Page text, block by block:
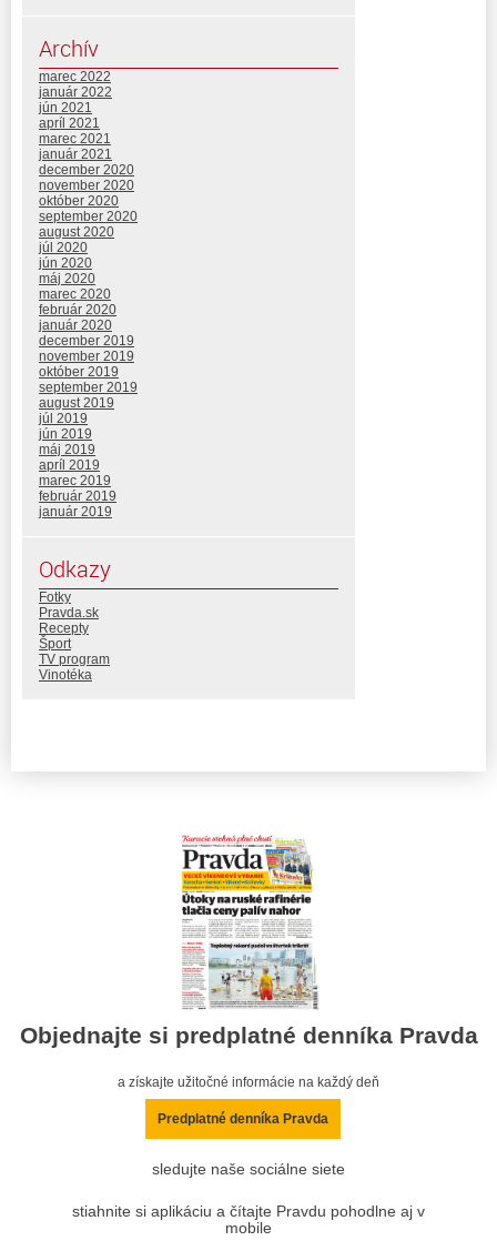
Archív
marec 2022
január 2022
jún 2021
apríl 2021
marec 2021
január 2021
december 2020
november 2020
október 2020
september 2020
august 2020
júl 2020
jún 2020
máj 2020
marec 2020
február 2020
január 2020
december 2019
november 2019
október 2019
september 2019
august 2019
júl 2019
jún 2019
máj 2019
apríl 2019
marec 2019
február 2019
január 2019
Odkazy
Fotky
Pravda.sk
Recepty
Šport
TV program
Vinotéka
Objednajte si predplatné denníka Pravda
a získajte užitočné informácie na každý deň
Predplatné denníka Pravda
sledujte naše sociálne siete
stiahnite si aplikáciu a čítajte Pravdu pohodlne aj v
mobile